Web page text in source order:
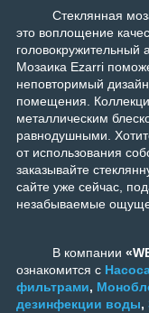
Стеклянная
это воплощение
головокружительный
Мозаика Ezarri
неповторимый
помещения.
металлическим
равнодушными.
от использования
заказывайте
сайте уже сейчас,
незабываемые
В компании
ознакомится с
фильтрами,
дезинфекции воды,